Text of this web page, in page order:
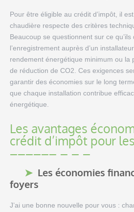
Pour être éligible au crédit d’impôt, il
chaudière respecte des critères
Beaucoup se questionnent sur ce
l’enregistrement auprès d’un
rendement énergétique minimum ou la
de réduction de CO2. Ces exigences
garantir des économies sur le long
que chaque installation contribue
énergétique.
Les avantages
crédit d’impôt pour
Les économies
foyers
J’ai une bonne nouvelle pour vous :